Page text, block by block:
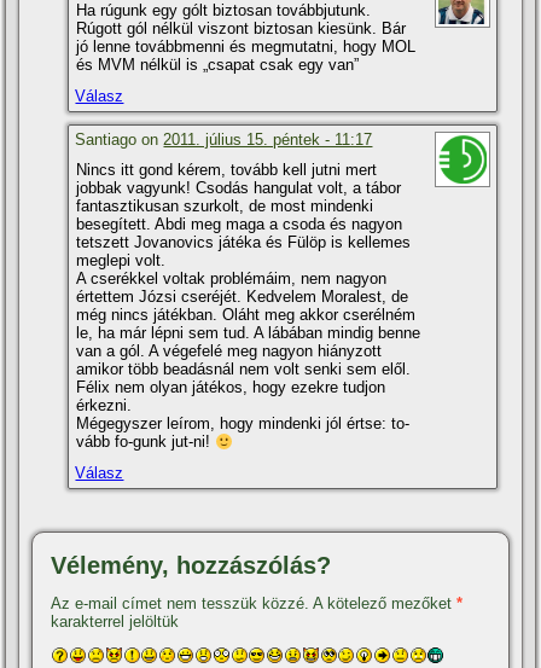
Ha rúgunk egy gólt biztosan továbbjutunk.
Rúgott gól nélkül viszont biztosan kiesünk. Bár
jó lenne továbbmenni és megmutatni, hogy MOL
és MVM nélkül is „csapat csak egy van”
Válasz
Santiago on2011. július 15. péntek - 11:17
Nincs itt gond kérem, tovább kell jutni mert
jobbak vagyunk! Csodás hangulat volt, a tábor
fantasztikusan szurkolt, de most mindenki
besegí­tett. Abdi meg maga a csoda és nagyon
tetszett Jovanovics játéka és Fülöp is kellemes
meglepi volt.
A cserékkel voltak problémáim, nem nagyon
értettem Józsi cseréjét. Kedvelem Moralest, de
még nincs játékban. Oláht meg akkor cserélném
le, ha már lépni sem tud. A lábában mindig benne
van a gól. A végefelé meg nagyon hiányzott
amikor több beadásnál nem volt senki sem elől.
Félix nem olyan játékos, hogy ezekre tudjon
érkezni.
Mégegyszer leí­rom, hogy mindenki jól értse: to-
vább fo-gunk jut-ni!
Válasz
Vélemény, hozzászólás?
Az e-mail címet nem tesszük közzé. A kötelező mezőket*
karakterrel jelöltük